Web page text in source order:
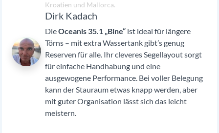
Kroatien und Mallorca.
Dirk Kadach
DieOceanis 35.1 „Bine“ ist ideal für längere
Törns – mit extra Wassertank gibt’s genug
Reserven für alle. Ihr cleveres Segellayout sorgt
für einfache Handhabung und eine
ausgewogene Performance. Bei voller Belegung
kann der Stauraum etwas knapp werden, aber
mit guter Organisation lässt sich das leicht
meistern.